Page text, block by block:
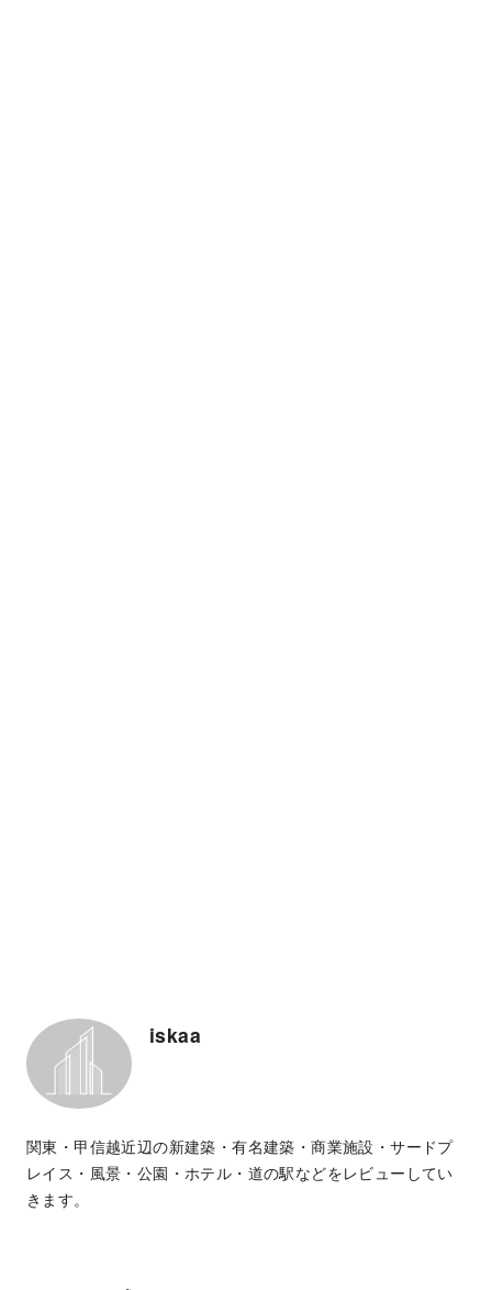
iskaa
関東・甲信越近辺の新建築・有名建築・商業施設・サードプ
レイス・風景・公園・ホテル・道の駅などをレビューしてい
きます。